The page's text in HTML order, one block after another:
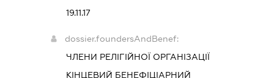
19.11.17
dossier.foundersAndBenef:
ЧЛЕНИ РЕЛІГІЙНОЇ ОРГАНІЗАЦІЇ
КІНЦЕВИЙ БЕНЕФІЦІАРНИЙ